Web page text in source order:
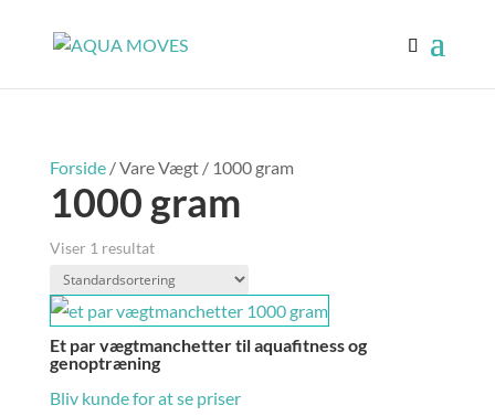
Forside/ Vare Vægt / 1000 gram
1000 gram
Viser 1 resultat
Et par vægtmanchetter til aquafitness og
genoptræning
Bliv kunde for at se priser